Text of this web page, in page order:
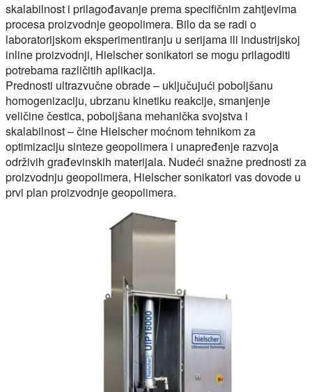
skalabilnost i prilagođavanje prema specifičnim zahtjevima
procesa proizvodnje geopolimera. Bilo da se radi o
laboratorijskom eksperimentiranju u serijama ili industrijskoj
inline proizvodnji, Hielscher sonikatori se mogu prilagoditi
potrebama različitih aplikacija.
Prednosti ultrazvučne obrade – uključujući poboljšanu
homogenizaciju, ubrzanu kinetiku reakcije, smanjenje
veličine čestica, poboljšana mehanička svojstva i
skalabilnost – čine Hielscher moćnom tehnikom za
optimizaciju sinteze geopolimera i unapređenje razvoja
održivih građevinskih materijala. Nudeći snažne prednosti za
proizvodnju geopolimera, Hielscher sonikatori vas dovode u
prvi plan proizvodnje geopolimera.